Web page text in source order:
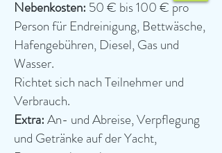
Nebenkosten: 50 € bis 100 € pro
Person für Endreinigung, Bettwäsche,
Hafengebühren, Diesel, Gas und
Wasser.
Richtet sich nach Teilnehmer und
Verbrauch.
Extra:An- und Abreise, Verpflegung
und Getränke auf der Yacht,